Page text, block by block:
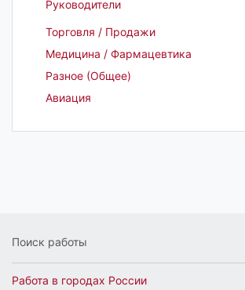
Руководители
Торговля / Продажи
Медицина / Фармацевтика
Разное (Общее)
Авиация
Поиск работы
Работа в городах России